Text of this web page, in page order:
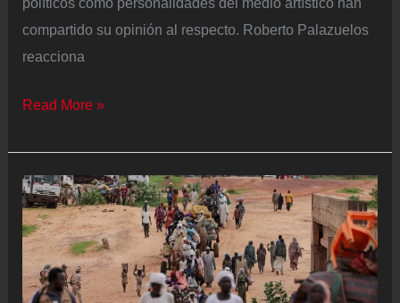
compartido su opinión al respecto. Roberto Palazuelos
reacciona
Roberto
reacciona
a
la
detención
de
Nicolás
Read More »